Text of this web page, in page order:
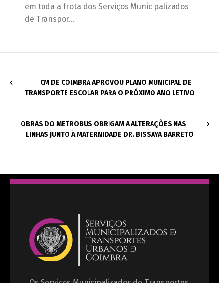
em toda a frota dos Serviços Municipalizados
de Transpor...
CM DE COIMBRA APROVOU PLANO MUNICIPAL DE
TRANSPORTE ESCOLAR PARA O PRÓXIMO ANO LETIVO
OBRAS DO METROBUS OBRIGAM A ALTERAÇÕES NAS
LINHAS JUNTO À MATERNIDADE DR. BISSAYA BARRETO